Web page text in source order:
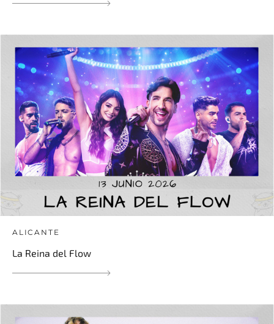
ALICANTE
La Reina del Flow